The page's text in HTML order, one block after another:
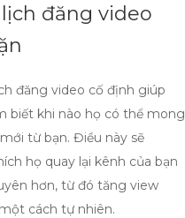
lịch đăng video
đăng video cố định giúp
biết khi nào họ có thể mong
từ bạn. Điều này sẽ
họ quay lại kênh của bạn
hơn, từ đó tăng view
một cách tự nhiên.